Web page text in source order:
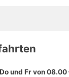
und Fr von 08.00